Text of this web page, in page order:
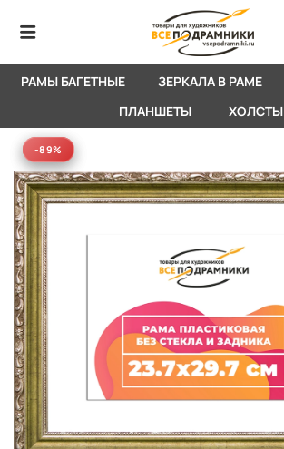
РАМЫ БАГЕТНЫЕ ЗЕРКАЛА В РАМЕ
ПЛАНШЕТЫ
ХОЛСТЫ
-89%
-89%